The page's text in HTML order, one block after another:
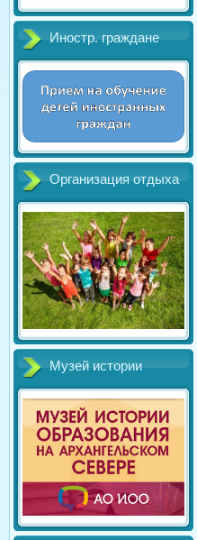
Иностр. граждане
Организация отдыха
Музей истории